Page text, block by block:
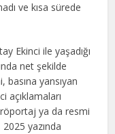
ve kısa sürede
Ekinci ile yaşadığı
net şekilde
basına yansıyan
açıklamaları
ya da resmi
yazında